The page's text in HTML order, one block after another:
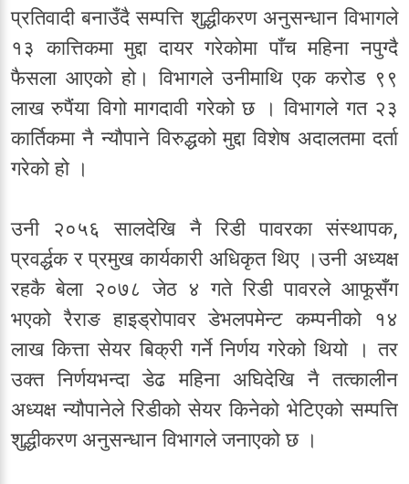
प्रतिवादी बनाउँदै सम्पत्ति शुद्धीकरण अनुसन्धान विभागले
१३ कात्तिकमा मुद्दा दायर गरेकोमा पाँच महिना नपुग्दै
फैसला आएको हो। विभागले उनीमाथि एक करोड ९९
लाख रुपैंया विगो मागदावी गरेको छ । विभागले गत २३
कार्तिकमा नै न्यौपाने विरुद्धको मुद्दा विशेष अदालतमा दर्ता
गरेको हो ।
उनी २०५६ सालदेखि नै रिडी पावरका संस्थापक,
प्रवर्द्धक र प्रमुख कार्यकारी अधिकृत थिए ।उनी अध्यक्ष
रहकै बेला २०७८ जेठ ४ गते रिडी पावरले आफूसँग
भएको रैराङ हाइड्रोपावर डेभलपमेन्ट कम्पनीको १४
लाख कित्ता सेयर बिक्री गर्ने निर्णय गरेको थियो । तर
उक्त निर्णयभन्दा डेढ महिना अघिदेखि नै तत्कालीन
अध्यक्ष न्यौपानेले रिडीको सेयर किनेको भेटिएको सम्पत्ति
शुद्धीकरण अनुसन्धान विभागले जनाएको छ ।